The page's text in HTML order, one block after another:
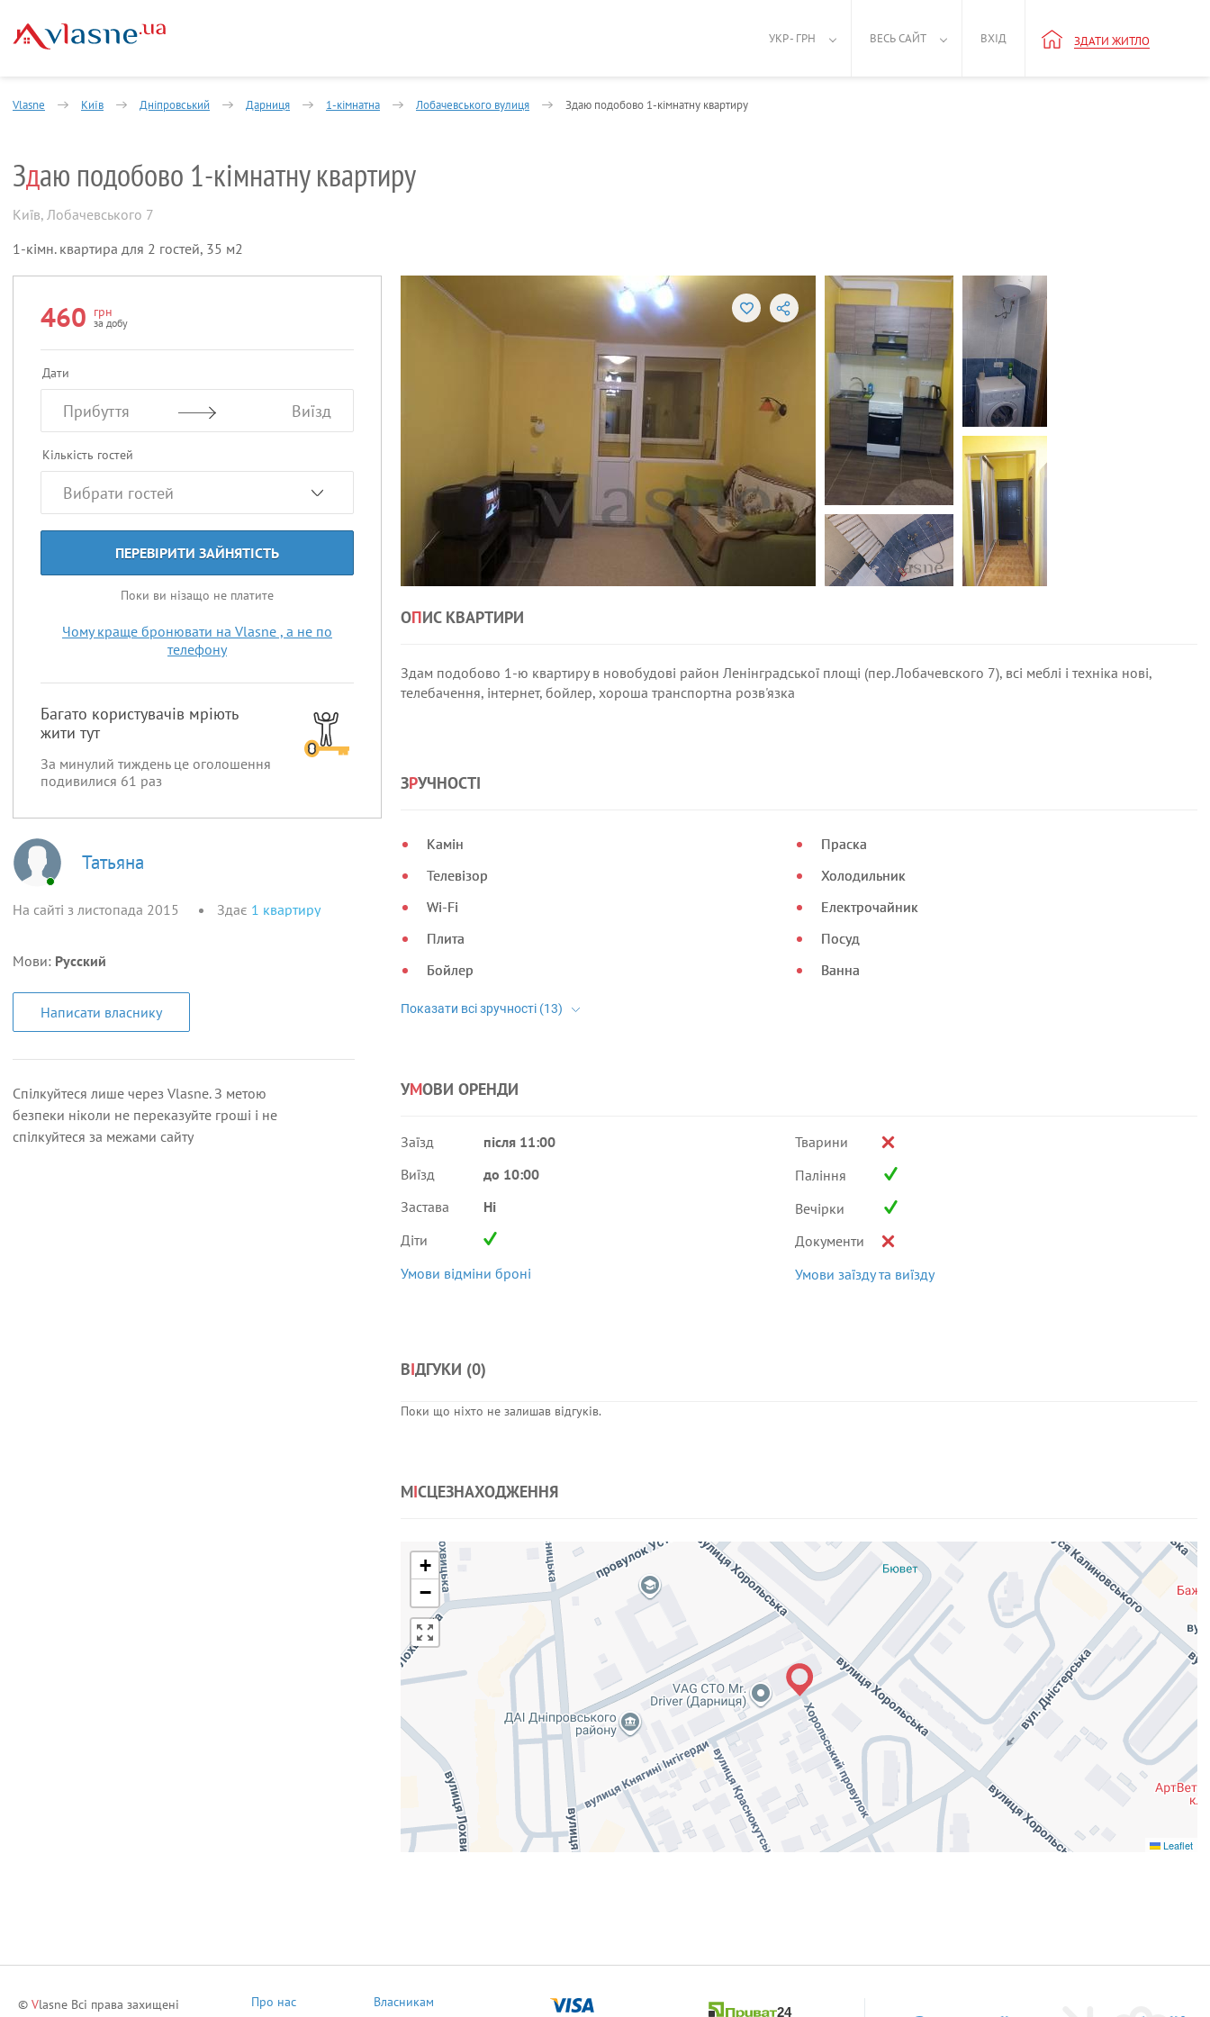
УКР - ГРН ВЕСЬ САЙТ ВХІД ЗДАТИ ЖИТЛО
Vlasne Київ Дніпровський Дарниця 1-кімнатна Лобачевського вулиця Здаю подобово 1-кімнатну квартиру
Здаю подобово 1-кімнатну квартиру
Київ, Лобачевського 7
1-кімн. квартира для 2 гостей, 35 м2
460 грн
за добу
Дати
Прибуття Виїзд
Кількість гостей
ПЕРЕВІРИТИ ЗАЙНЯТІСТЬ
Поки ви нізащо не платите
Чому краще бронювати на Vlasne , а не по
телефону
Багато користувачів мріють
жити тут
За минулий тиждень це оголошення
подивилися 61 раз
Татьяна
На сайті з листопада 2015 Здає 1 квартиру
Мови: Русский
Написати власнику
Спілкуйтеся лише через Vlasne. З метою
безпеки ніколи не переказуйте гроші і не
спілкуйтеся за межами сайту
ОПИС КВАРТИРИ
Здам подобово 1-ю квартиру в новобудові район Ленінградської площі (пер.Лобачевского 7), всі меблі і техніка нові,
телебачення, інтернет, бойлер, хороша транспортна розв'язка
ЗРУЧНОСТІ
Камін
Телевізор
Wi-Fi
Плита
Бойлер
Праска
Холодильник
Електрочайник
Посуд
Ванна
УМОВИ ОРЕНДИ
Заїзд
після 11:00
Виїзд
до 10:00
Застава
Ні
Діти
Умови відміни броні
Тварини
Паління
Вечірки
Документи
Умови заїзду та виїзду
ВІДГУКИ (0)
Поки що ніхто не залишав відгуків.
МІСЦЕЗНАХОДЖЕННЯ
+
−
Leaflet
© Vlasne Всі права захищені Про нас
Власникам